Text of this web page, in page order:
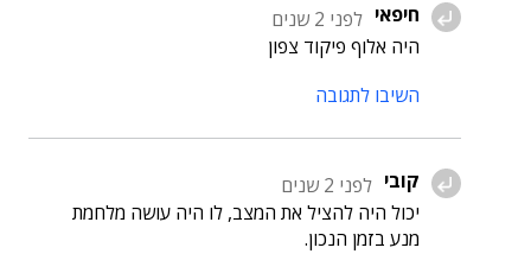
חיפאי לפני 2 שנים
היה אלוף פיקוד צפון
השיבו לתגובה
קובי לפני 2 שנים
יכול היה להציל את המצב, לו היה עושה מלחמת
מנע בזמן הנכון.